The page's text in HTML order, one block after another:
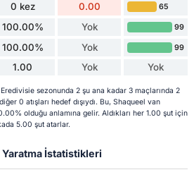
0 kez 0.00 65
100.00% Yok 99
100.00% Yok 99
1.00 Yok Yok
sezonunda 2 şu ana kadar 3 maçlarında 2
0 atışları hedef dışıydı. Bu, Shaqueel van
olduğu anlamına gelir. Aldıkları her 1.00 şut için
5.00 şut atarlar.
İstatistikleri